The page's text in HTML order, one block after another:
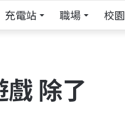
充電站 職場 校園
除了